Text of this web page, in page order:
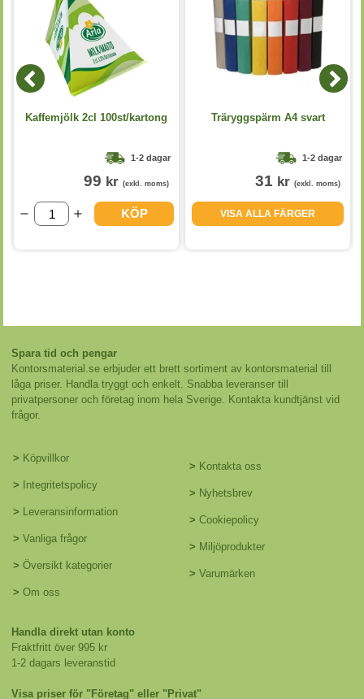
Kaffemjölk 2cl 100st/kartong
1-2 dagar
99 kr (exkl. moms)
KÖP
Träryggspärm A4 svart
1-2 dagar
31 kr (exkl. moms)
VISA ALLA FÄRGER
Spara tid och pengar
Kontorsmaterial.se erbjuder ett brett sortiment av kontorsmaterial till
låga priser. Handla tryggt och enkelt. Snabba leveranser till
privatpersoner och företag inom hela Sverige. Kontakta kundtjänst vid
frågor.
> Köpvillkor
> Integritetspolicy
> Leveransinformation
> Vanliga frågor
> Översikt kategorier
> Om oss
> Kontakta oss
> Nyhetsbrev
> Cookiepolicy
> Miljöprodukter
> Varumärken
Handla direkt utan konto
Fraktfritt över 995 kr
1-2 dagars leveranstid
Visa priser för "Företag" eller "Privat"